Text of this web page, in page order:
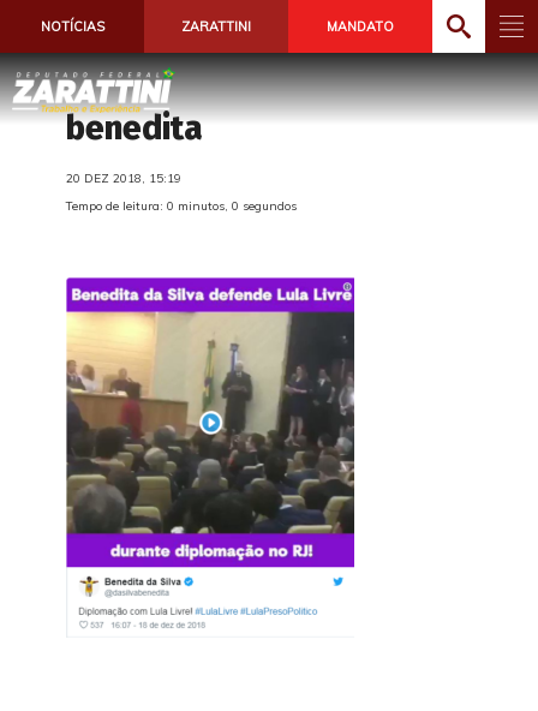
NOTÍCIAS ZARATTINI MANDATO
benedita
20 DEZ 2018, 15:19
Tempo de leitura: 0 minutos, 0 segundos